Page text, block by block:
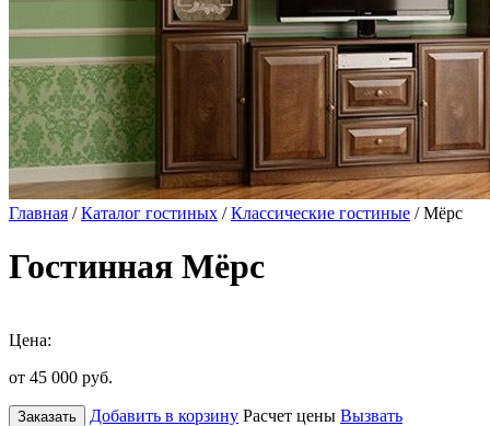
Главная /Каталог гостиных /Классические гостиные / Мёрс
Гостинная Мёрс
Цена:
от 45 000 руб.
Заказать Добавить в корзину Расчет цены Вызвать